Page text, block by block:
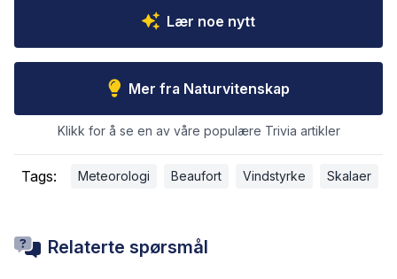
Lær noe nytt
Mer fra Naturvitenskap
Klikk for å se en av våre populære Trivia artikler
Tags: Meteorologi Beaufort Vindstyrke Skalaer
Relaterte spørsmål